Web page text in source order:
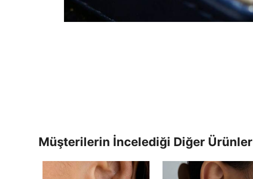
Müşterilerin İncelediği Diğer Ürünler